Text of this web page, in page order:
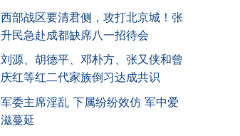
西部战区要清君侧，攻打北京城！张
升民急赴成都缺席八一招待会
刘源、胡德平、邓朴方、张又侠和曾
庆红等红二代家族倒习达成共识
军委主席淫乱 下属纷纷效仿 军中爱
滋蔓延